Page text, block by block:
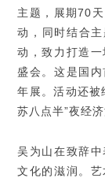
主题，展期70
动，同时结合
动，致力打造
盛会。这是国
年展。活动还被
苏八点半”夜经济
吴为山在致辞
文化的滋润。